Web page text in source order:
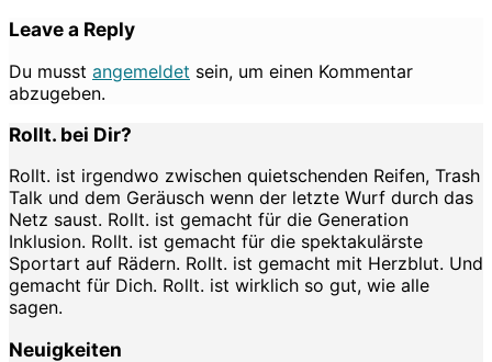
Leave a Reply
Du musst angemeldet sein, um einen Kommentar
abzugeben.
Rollt. bei Dir?
Rollt. ist irgendwo zwischen quietschenden Reifen, Trash
Talk und dem Geräusch wenn der letzte Wurf durch das
Netz saust. Rollt. ist gemacht für die Generation
Inklusion. Rollt. ist gemacht für die spektakulärste
Sportart auf Rädern. Rollt. ist gemacht mit Herzblut. Und
gemacht für Dich. Rollt. ist wirklich so gut, wie alle
sagen.
Neuigkeiten